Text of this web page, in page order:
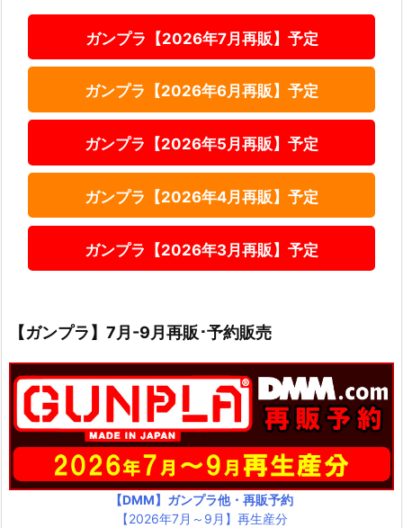
ガンプラ【2026年7月再販】予定
ガンプラ【2026年6月再販】予定
ガンプラ【2026年5月再販】予定
ガンプラ【2026年4月再販】予定
ガンプラ【2026年3月再販】予定
【ガンプラ】7月-9月再販･予約販売
【DMM】ガンプラ他・再販予約
【2026年7月～9月】再生産分